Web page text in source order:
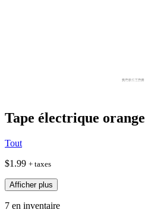
Tape électrique orange
Tout
$1.99 + taxes
Afficher plus
7 en inventaire